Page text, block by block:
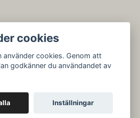
cookies
använder cookies. Genom att
godkänner du användandet av
Inställningar